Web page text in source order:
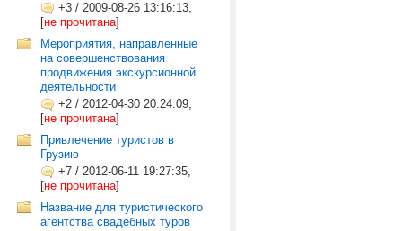
+3 / 2009-08-26 13:16:13,
[не прочитана]
Мероприятия, направленные
на совершенствования
продвижения экскурсионной
деятельности
+2 / 2012-04-30 20:24:09,
[не прочитана]
Привлечение туристов в
Грузию
+7 / 2012-06-11 19:27:35,
[не прочитана]
Название для туристического
агентства свадебных туров